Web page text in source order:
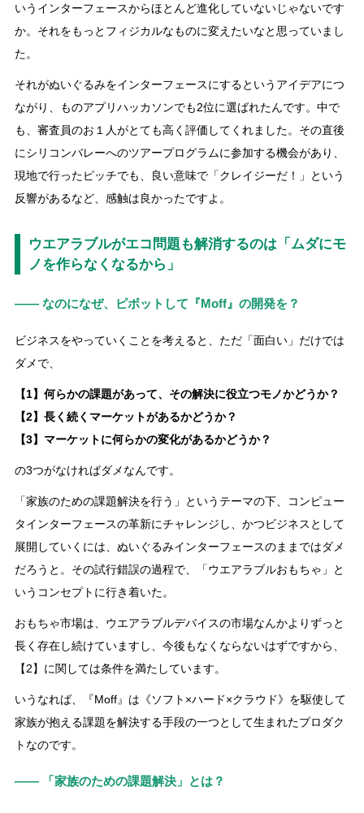
いうインターフェースからほとんど進化していないじゃないです
か。それをもっとフィジカルなものに変えたいなと思っていまし
た。
それがぬいぐるみをインターフェースにするというアイデアにつ
ながり、ものアプリハッカソンでも2位に選ばれたんです。中で
も、審査員のお１人がとても高く評価してくれました。その直後
にシリコンバレーへのツアープログラムに参加する機会があり、
現地で行ったピッチでも、良い意味で「クレイジーだ！」という
反響があるなど、感触は良かったですよ。
ウエアラブルがエコ問題も解消するのは「ムダにモ
ノを作らなくなるから」
―― なのになぜ、ピボットして『Moff』の開発を？
ビジネスをやっていくことを考えると、ただ「面白い」だけでは
ダメで、
【1】何らかの課題があって、その解決に役立つモノかどうか？
【2】長く続くマーケットがあるかどうか？
【3】マーケットに何らかの変化があるかどうか？
の3つがなければダメなんです。
「家族のための課題解決を行う」というテーマの下、コンピュー
タインターフェースの革新にチャレンジし、かつビジネスとして
展開していくには、ぬいぐるみインターフェースのままではダメ
だろうと。その試行錯誤の過程で、「ウエアラブルおもちゃ」と
いうコンセプトに行き着いた。
おもちゃ市場は、ウエアラブルデバイスの市場なんかよりずっと
長く存在し続けていますし、今後もなくならないはずですから、
【2】に関しては条件を満たしています。
いうなれば、『Moff』は《ソフト×ハード×クラウド》を駆使して
家族が抱える課題を解決する手段の一つとして生まれたプロダク
トなのです。
―― 「家族のための課題解決」とは？